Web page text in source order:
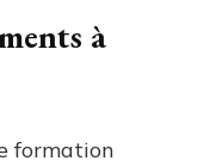
à
formation